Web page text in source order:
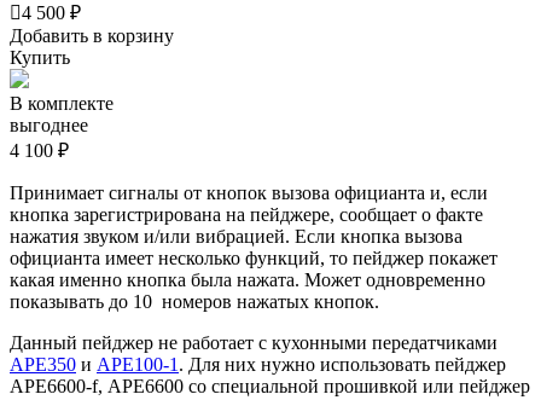
4 500 ₽
Добавить в корзину
Купить
В комплекте
выгоднее
4 100 ₽
Принимает сигналы от кнопок вызова официанта и, если
кнопка зарегистрирована на пейджере, сообщает о факте
нажатия звуком и/или вибрацией. Если кнопка вызова
официанта имеет несколько функций, то пейджер покажет
какая именно кнопка была нажата. Может одновременно
показывать до 10 номеров нажатых кнопок.
Данный пейджер не работает с кухонными передатчиками
APE350 и APE100-1 . Для них нужно использовать пейджер
АРЕ6600-f, АРЕ6600 со специальной прошивкой или пейджер